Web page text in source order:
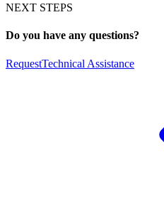
NEXT STEPS
Do you have any questions?
RequestTechnical Assistance